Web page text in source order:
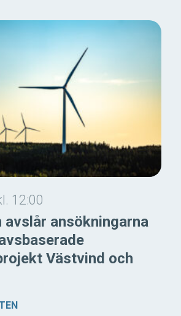
12:00
avslår ansökningarna
Västvind och